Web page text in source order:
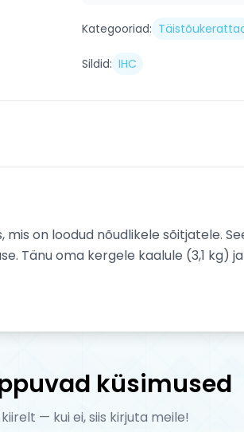
Kategooriad:
Sildid: IHC
on loodud nõudlikele sõitjatele.
Tänu oma kergele kaalule (3,1 kg)
küsimused
— kui ei, siis kirjuta meile!